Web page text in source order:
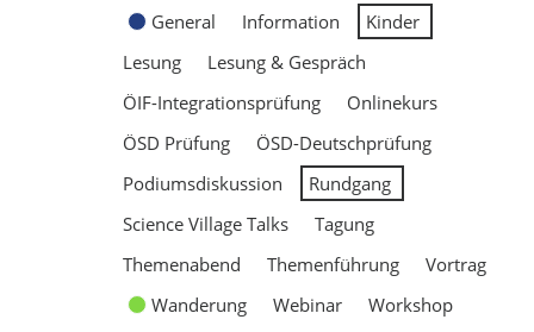
General
Information
Kinder
Lesung
Lesung & Gespräch
ÖIF-Integrationsprüfung
Onlinekurs
ÖSD Prüfung
ÖSD-Deutschprüfung
Podiumsdiskussion
Rundgang
Science Village Talks
Tagung
Themenabend
Themenführung
Vortrag
Wanderung
Webinar
Workshop